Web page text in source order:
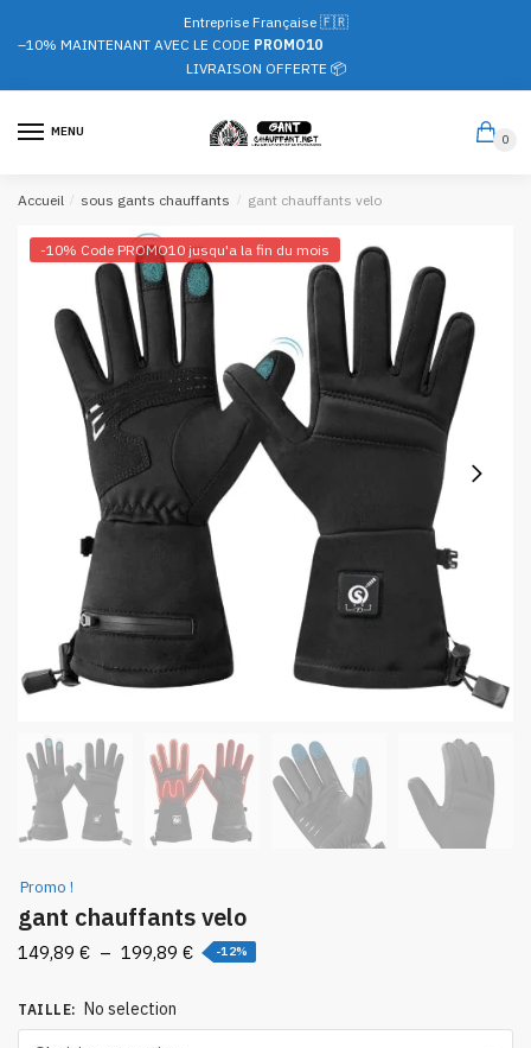
navigation
Entreprise Française 🇫🇷
–10% MAINTENANT AVEC LE CODE PROMO10
LIVRAISON OFFERTE 📦
MENU
0
Accueil / sous gants chauffants / gant chauffants velo
-10% Code PROMO10 jusqu'a la fin du mois
Promo !
gant chauffants velo
149,89 € – 199,89 €Plage
149,89 €
-12%
TAILLE: No selection